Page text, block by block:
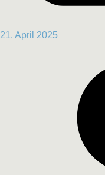
21. April 2025